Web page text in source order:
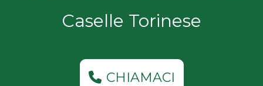
Caselle Torinese
CHIAMACI